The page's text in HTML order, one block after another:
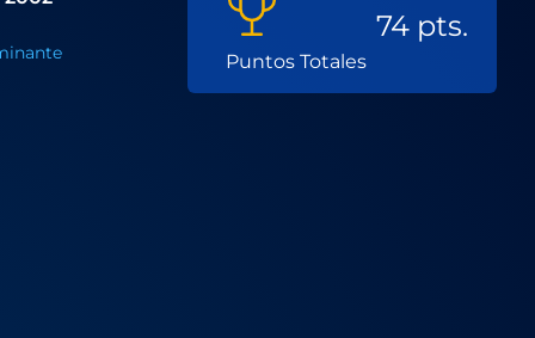
Puntos Totales
74 pts.